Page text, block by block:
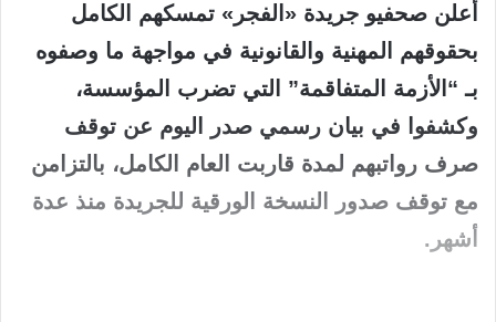
​أعلن صحفيو جريدة «الفجر» تمسكهم الكامل
بحقوقهم المهنية والقانونية في مواجهة ما وصفوه
بـ “الأزمة المتفاقمة” التي تضرب المؤسسة،
وكشفوا في بيان رسمي صدر اليوم عن توقف
صرف رواتبهم لمدة قاربت العام الكامل، بالتزامن
مع توقف صدور النسخة الورقية للجريدة منذ عدة
أشهر.